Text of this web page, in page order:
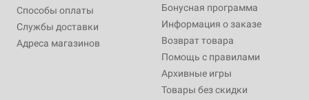
Способы оплаты
Службы доставки
Адреса магазинов
Бонусная программа
Информация о заказе
Возврат товара
Помощь с правилами
Архивные игры
Товары без скидки